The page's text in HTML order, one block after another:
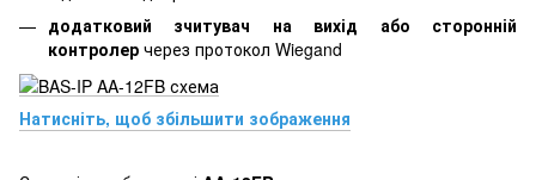
додатковий зчитувач на вихід або сторонній
контролер через протокол Wiegand
Натисніть, щоб збільшити зображення